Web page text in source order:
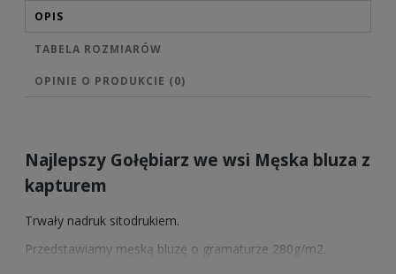
OPIS
TABELA ROZMIARÓW
OPINIE O PRODUKCIE (0)
Najlepszy Gołębiarz we wsi Męska bluza z
kapturem
Trwały nadruk sitodrukiem.
Przedstawiamy męską bluzę o gramaturze 280g/m2.